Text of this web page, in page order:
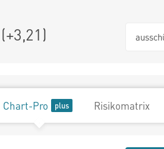
(+3,21)
Chart-Pro Risikomatrix